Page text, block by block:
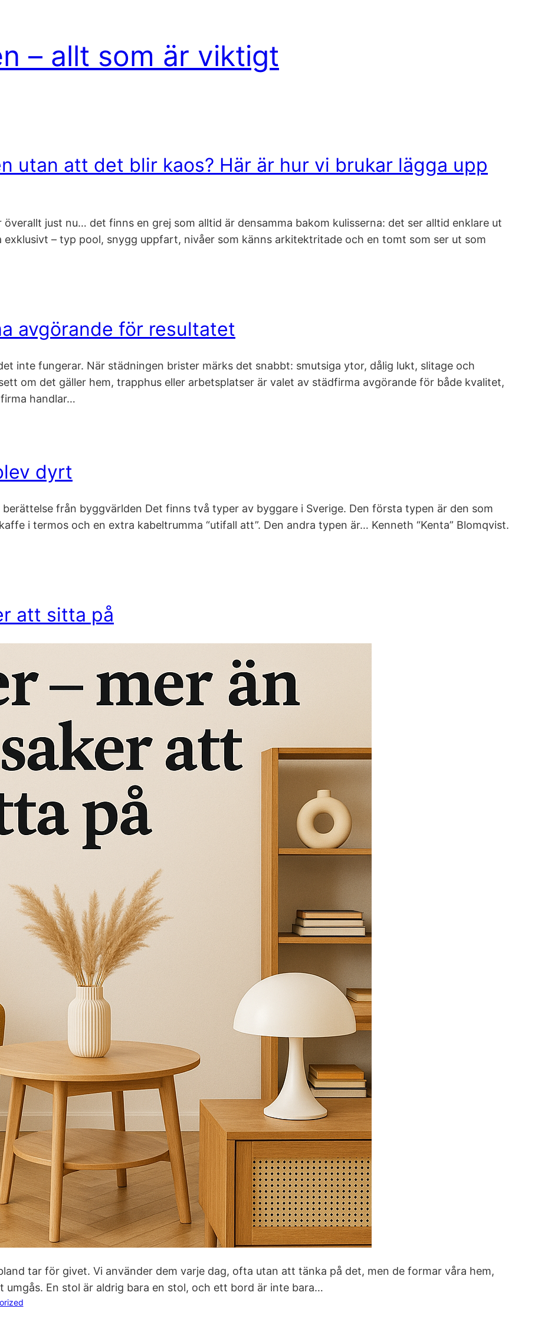
– allt som är viktigt
utan att det blir kaos? Här är hur vi brukar lägga upp
överallt just nu… det finns en grej som alltid är densamma bakom kulisserna: det ser alltid enklare ut
– typ pool, snygg uppfart, nivåer som känns arkitektritade och en tomt som ser ut som
avgörande för resultatet
inte fungerar. När städningen brister märks det snabbt: smutsiga ytor, dålig lukt, slitage och
om det gäller hem, trapphus eller arbetsplatser är valet av städfirma avgörande för både kvalitet,
handlar…
dyrt
från byggvärlden Det finns två typer av byggare i Sverige. Den första typen är den som
i termos och en extra kabeltrumma “utifall att”. Den andra typen är… Kenneth “Kenta” Blomqvist.
att sitta på
tar för givet. Vi använder dem varje dag, ofta utan att tänka på det, men de formar våra hem,
En stol är aldrig bara en stol, och ett bord är inte bara…